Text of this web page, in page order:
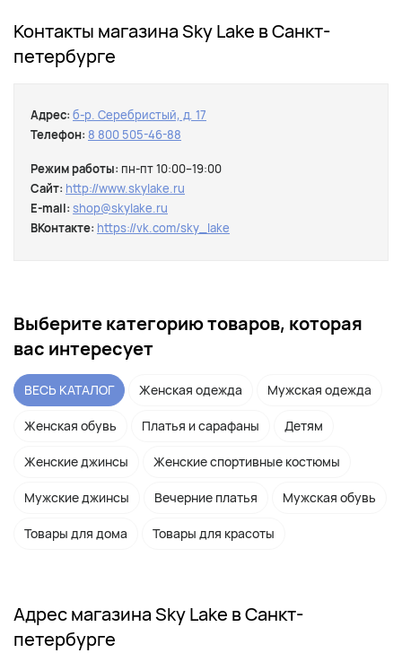
Контакты магазина Sky Lake в Санкт-
петербурге
Адрес: б-р. Серебристый, д. 17
Телефон: 8 800 505-46-88
Режим работы: пн-пт 10:00–19:00
Сайт: http://www.skylake.ru
E-mail: shop@skylake.ru
ВКонтакте: https://vk.com/sky_lake
Выберите категорию товаров, которая
вас интересует
ВЕСЬ КАТАЛОГ Женская одежда Мужская одежда
Женская обувь Платья и сарафаны Детям
Женские джинсы Женские спортивные костюмы
Мужские джинсы Вечерние платья Мужская обувь
Товары для дома Товары для красоты
Адрес магазина Sky Lake в Санкт-
петербурге